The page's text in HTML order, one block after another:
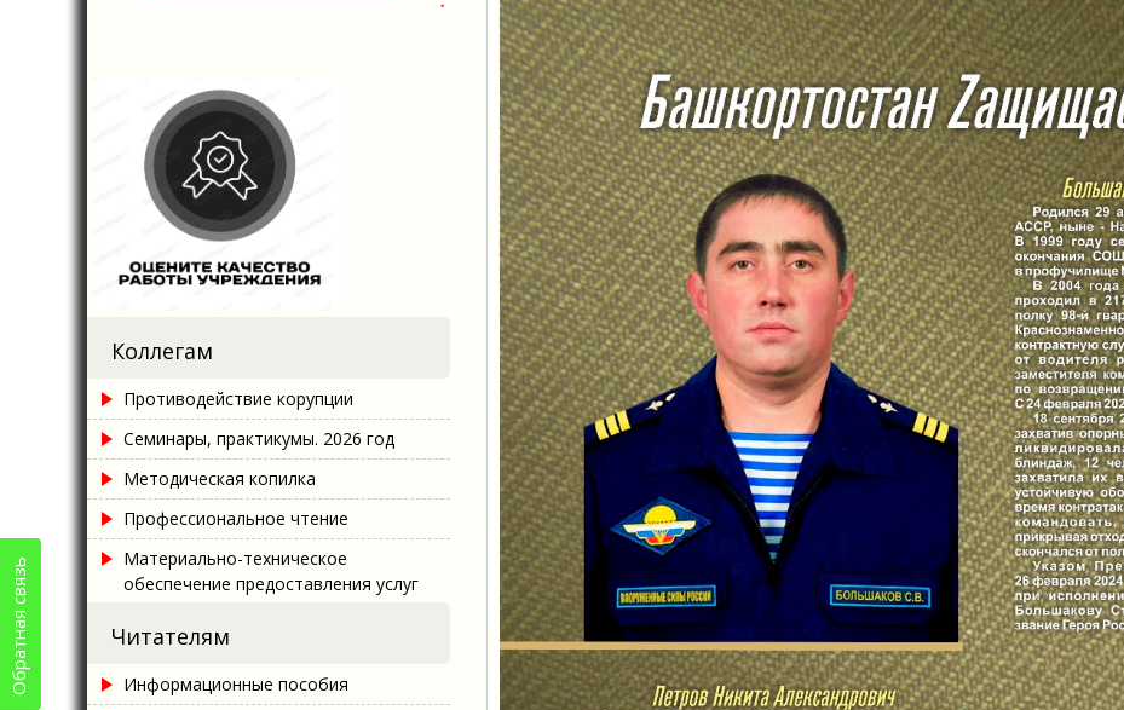
Коллегам
Противодействие корупции
Семинары, практикумы. 2026 год
Методическая копилка
Профессиональное чтение
Материально-техническое
обеспечение предоставления услуг
Читателям
Информационные пособия
Обратная связь